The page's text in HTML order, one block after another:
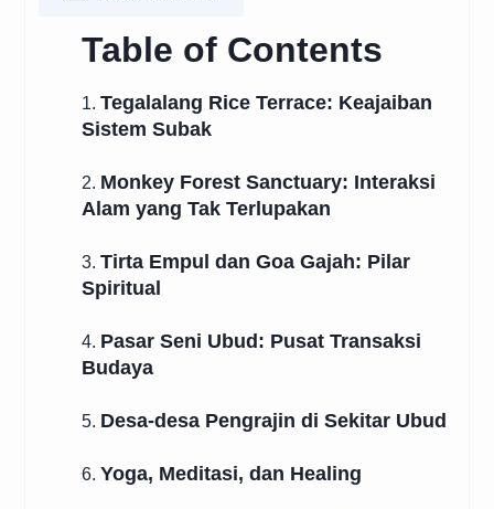
Table of Contents
1. Tegalalang Rice Terrace: Keajaiban
Sistem Subak
2. Monkey Forest Sanctuary: Interaksi
Alam yang Tak Terlupakan
3. Tirta Empul dan Goa Gajah: Pilar
Spiritual
4. Pasar Seni Ubud: Pusat Transaksi
Budaya
5. Desa-desa Pengrajin di Sekitar Ubud
6. Yoga, Meditasi, dan Healing